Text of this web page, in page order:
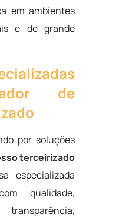
em ambientes
e de grande
de
por soluções
terceirizado
especializada
qualidade,